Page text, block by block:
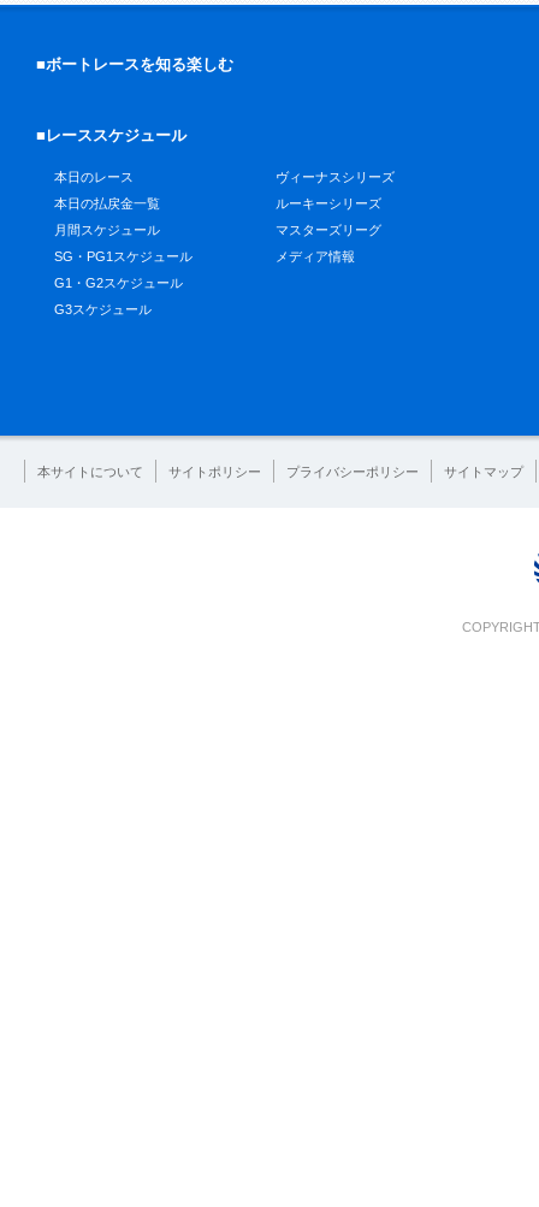
■ボートレースを知る楽しむ
■レーススケジュール
本日のレース
本日の払戻金一覧
月間スケジュール
SG・PG1スケジュール
G1・G2スケジュール
G3スケジュール
ヴィーナスシリーズ
ルーキーシリーズ
マスターズリーグ
メディア情報
本サイトについて サイトポリシー プライバシーポリシー サイトマップ